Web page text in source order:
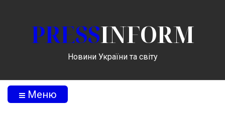
PRESSINFORM
Новини України та світу
Меню